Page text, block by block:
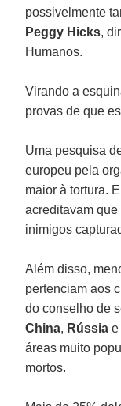
possivelmente
Peggy Hicks,
Humanos.
Virando a
provas de que
Uma pesquisa
europeu pela
maior à tortura.
acreditavam
inimigos
Além disso,
pertenciam aos
do conselho de
China, Rússia e
áreas muito
mortos.